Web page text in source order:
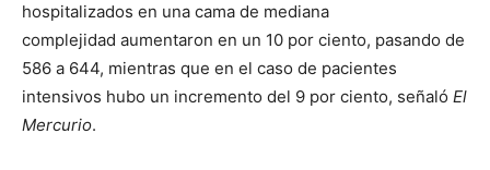
hospitalizados en una cama de mediana
complejidad aumentaron en un 10 por ciento, pasando de
586 a 644, mientras que en el caso de pacientes
intensivos hubo un incremento del 9 por ciento, señaló El
Mercurio.